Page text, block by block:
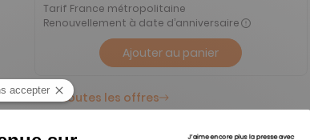
Tarif France métropolitaine
Renouvellement à date d’anniversaire
Ajouter au panier
Voir toutes les offres